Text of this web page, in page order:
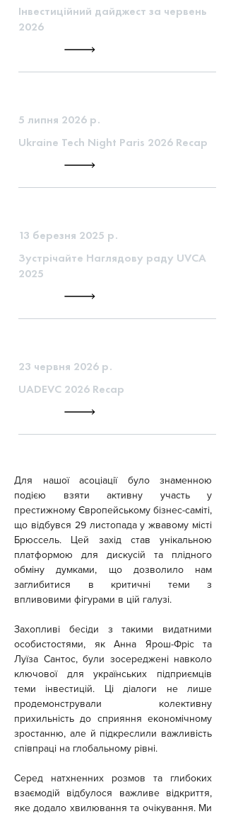
Інвестиційний дайджест за червень
2026
5 липня 2026 р.
Ukraine Tech Night Paris 2026 Recap
13 березня 2025 р.
Зустрічайте Наглядову раду UVCA
2025
23 червня 2026 р.
UADEVC 2026 Recap
Для нашої асоціації було знаменною
подією взяти активну участь у
престижному Європейському бізнес-саміті,
що відбувся 29 листопада у жвавому місті
Брюссель. Цей захід став унікальною
платформою для дискусій та плідного
обміну думками, що дозволило нам
заглибитися в критичні теми з
впливовими фігурами в цій галузі.
Захопливі бесіди з такими видатними
особистостями, як Анна Ярош-Фріс та
Луїза Сантос, були зосереджені навколо
ключової для українських підприємців
теми інвестицій. Ці діалоги не лише
продемонстрували колективну
прихильність до сприяння економічному
зростанню, але й підкреслили важливість
співпраці на глобальному рівні.
Серед натхненних розмов та глибоких
взаємодій відбулося важливе відкриття,
яке додало хвилювання та очікування. Ми